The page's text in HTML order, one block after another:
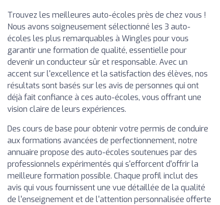
Trouvez les meilleures auto-écoles près de chez vous !
Nous avons soigneusement sélectionné les 3 auto-
écoles les plus remarquables à Wingles pour vous
garantir une formation de qualité, essentielle pour
devenir un conducteur sûr et responsable. Avec un
accent sur l'excellence et la satisfaction des élèves, nos
résultats sont basés sur les avis de personnes qui ont
déjà fait confiance à ces auto-écoles, vous offrant une
vision claire de leurs expériences.
Des cours de base pour obtenir votre permis de conduire
aux formations avancées de perfectionnement, notre
annuaire propose des auto-écoles soutenues par des
professionnels expérimentés qui s'efforcent d'offrir la
meilleure formation possible. Chaque profil inclut des
avis qui vous fournissent une vue détaillée de la qualité
de l'enseignement et de l'attention personnalisée offerte